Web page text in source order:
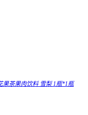
果茶果肉饮料 雪梨 1瓶*1瓶